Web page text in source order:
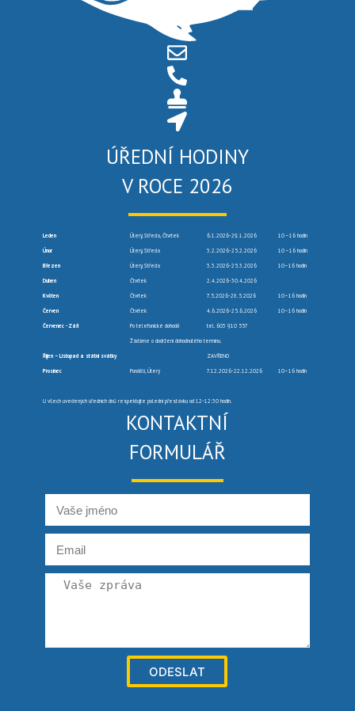
ÚŘEDNÍ HODINY
V ROCE 2026
Leden Úterý, Středa, Čtvrtek 6.1.2026-29.1.2026 10 –16 hodin
Únor Úterý, Středa 3.2.2026-25.2.2026 10 –16 hodin
Březen Úterý, Středa 3.3.2026-25.3.2026 10–16 hodin
Duben Čtvrtek 2.4.2026-30.4.2026
Květen Čtvrtek 7.5.2026-28.5.2026 10–16 hodin
Červen Čtvrtek 4.6.2026-25.6.2026 10–16 hodin
Červenec -Září Po telefonické dohodě tel. 603 910 557
Žádáme o dodržení dohodnutého termínu.
Říjen – Listopad a státní svátky ZAVŘENO
Prosinec Pondělí, Úterý 7.12.2026-22.12.2026 10–16 hodin
U všech uvedených úředních dnů respektujte polední přestávku od 12-12:30 hodin.
KONTAKTNÍ
FORMULÁŘ
ODESLAT